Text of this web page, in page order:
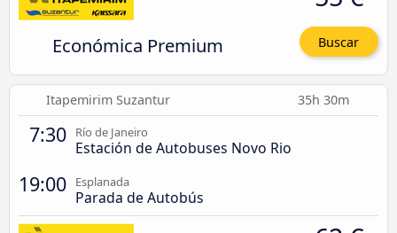
Económica Premium Buscar
Itapemirim Suzantur 35h 30m
7:30 Río de Janeiro
Estación de Autobuses Novo Rio
19:00 Esplanada
Parada de Autobús